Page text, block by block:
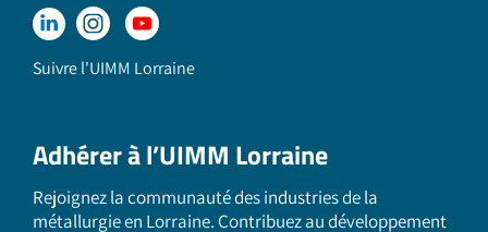
Suivre l'UIMM Lorraine
Adhérer à l’UIMM Lorraine
Rejoignez la communauté des industries de la
métallurgie en Lorraine. Contribuez au développement